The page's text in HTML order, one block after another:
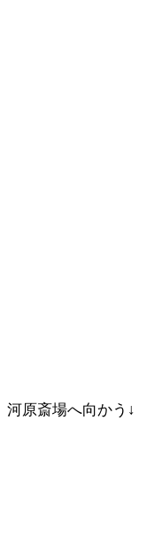
河原斎場へ向かう↓